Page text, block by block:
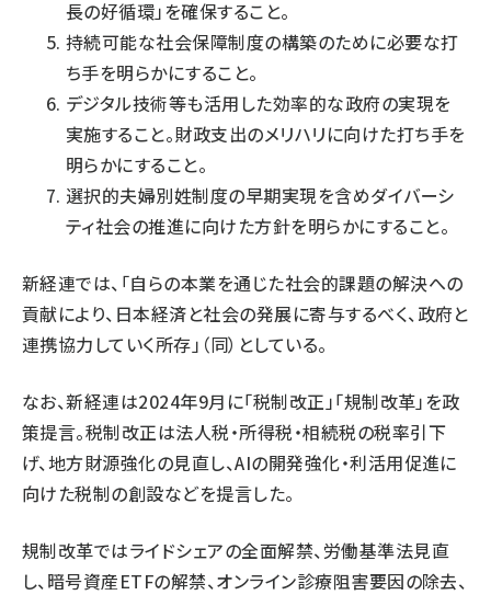
長の好循環」を確保すること。
持続可能な社会保障制度の構築のために必要な打
ち手を明らかにすること。
デジタル技術等も活用した効率的な政府の実現を
実施すること。財政支出のメリハリに向けた打ち手を
明らかにすること。
選択的夫婦別姓制度の早期実現を含めダイバーシ
ティ社会の推進に向けた方針を明らかにすること。
新経連では、「自らの本業を通じた社会的課題の解決への
貢献により、日本経済と社会の発展に寄与するべく、政府と
連携協力していく所存」（同）としている。
なお、新経連は2024年9月に「税制改正」「規制改革」を政
策提言。税制改正は法人税・所得税・相続税の税率引下
げ、地方財源強化の見直し、AIの開発強化・利活用促進に
向けた税制の創設などを提言した。
規制改革ではライドシェアの全面解禁、労働基準法見直
し、暗号資産ETFの解禁、オンライン診療阻害要因の除去、